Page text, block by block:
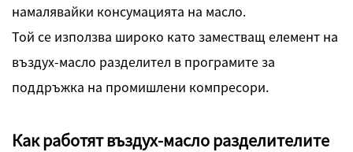
намалявайки консумацията на масло.
Той се използва широко като заместващ елемент на
въздух-масло разделител в програмите за
поддръжка на промишлени компресори.
Как работят въздух-масло разделителите